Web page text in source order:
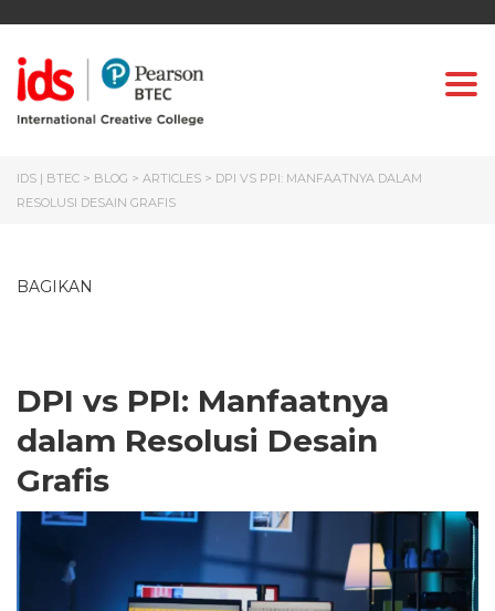
IDS | BTEC > BLOG > ARTICLES > DPI VS PPI: MANFAATNYA DALAM
RESOLUSI DESAIN GRAFIS
BAGIKAN
DPI vs PPI: Manfaatnya
dalam Resolusi Desain
Grafis